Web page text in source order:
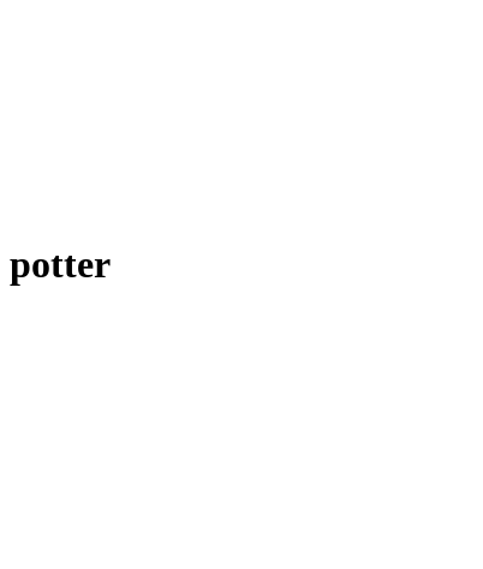
potter